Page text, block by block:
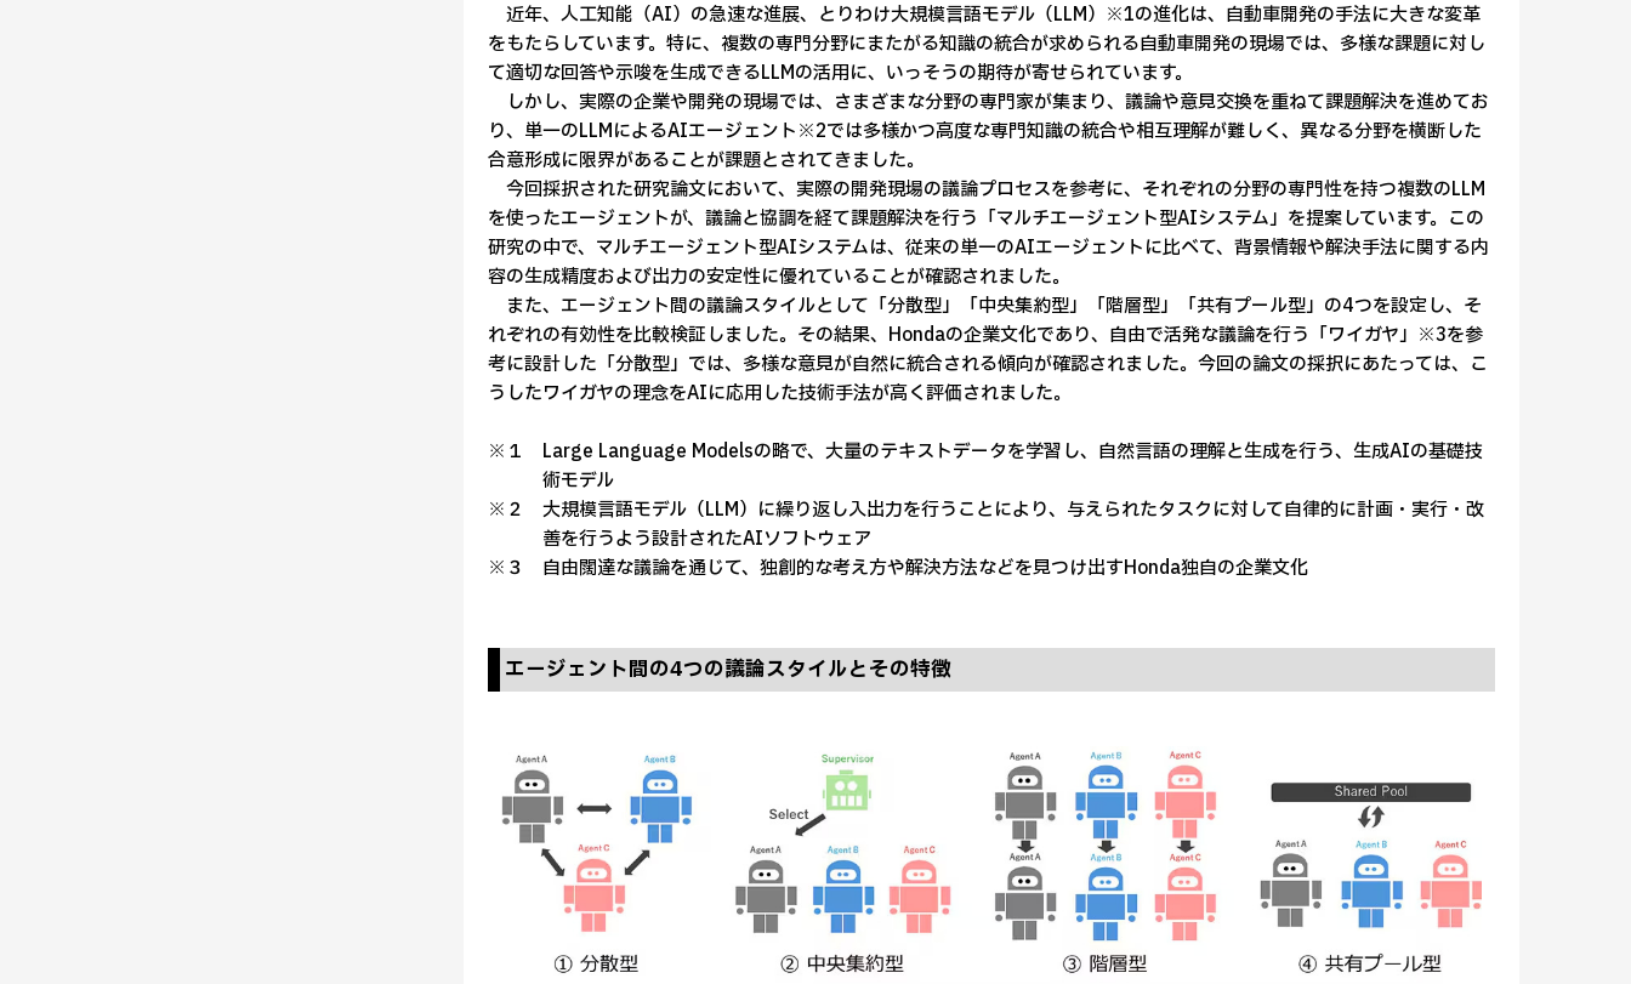
近年、人工知能（AI）の急速な進展、とりわけ大規模言語モデル（LLM）※1の進化は、自動車開発の手法に大きな変革
をもたらしています。特に、複数の専門分野にまたがる知識の統合が求められる自動車開発の現場では、多様な課題に対し
て適切な回答や示唆を生成できるLLMの活用に、いっそうの期待が寄せられています。
しかし、実際の企業や開発の現場では、さまざまな分野の専門家が集まり、議論や意見交換を重ねて課題解決を進めてお
り、単一のLLMによるAIエージェント※2では多様かつ高度な専門知識の統合や相互理解が難しく、異なる分野を横断した
合意形成に限界があることが課題とされてきました。
今回採択された研究論文において、実際の開発現場の議論プロセスを参考に、それぞれの分野の専門性を持つ複数のLLM
を使ったエージェントが、議論と協調を経て課題解決を行う「マルチエージェント型AIシステム」を提案しています。この
研究の中で、マルチエージェント型AIシステムは、従来の単一のAIエージェントに比べて、背景情報や解決手法に関する内
容の生成精度および出力の安定性に優れていることが確認されました。
また、エージェント間の議論スタイルとして「分散型」「中央集約型」「階層型」「共有プール型」の4つを設定し、そ
れぞれの有効性を比較検証しました。その結果、Hondaの企業文化であり、自由で活発な議論を行う「ワイガヤ」※3を参
考に設計した「分散型」では、多様な意見が自然に統合される傾向が確認されました。今回の論文の採択にあたっては、こ
うしたワイガヤの理念をAIに応用した技術手法が高く評価されました。
※１ Large Language Modelsの略で、大量のテキストデータを学習し、自然言語の理解と生成を行う、生成AIの基礎技
術モデル
※２ 大規模言語モデル（LLM）に繰り返し入出力を行うことにより、与えられたタスクに対して自律的に計画・実行・改
善を行うよう設計されたAIソフトウェア
※３ 自由闊達な議論を通じて、独創的な考え方や解決方法などを見つけ出すHonda独自の企業文化
エージェント間の4つの議論スタイルとその特徴